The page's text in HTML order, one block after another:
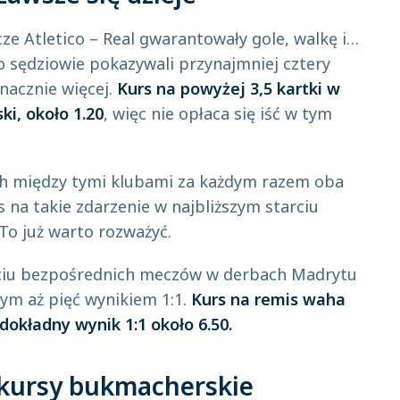
Atletico – Real gwarantowały gole, walkę i…
sędziowie pokazywali przynajmniej cztery
więcej. Kurs na powyżej 3,5 kartki w
około 1.20, więc nie opłaca się iść w tym
między tymi klubami za każdym razem oba
na takie zdarzenie w najbliższym starciu
już warto rozważyć.
bezpośrednich meczów w derbach Madrytu
aż pięć wynikiem 1:1. Kurs na remis waha
wynik 1:1 około 6.50.
bukmacherskie